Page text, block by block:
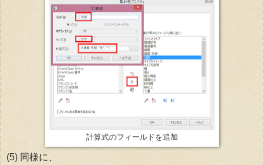
計算式のフィールドを追加
(5) 同様に、